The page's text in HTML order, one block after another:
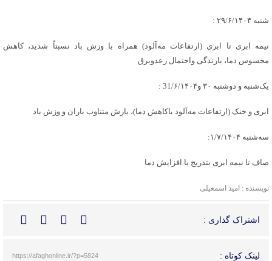
شنبه ۲۹/۶/۱۴۰۴ :
نیمه ابری تا ابری (ارتفاعات مه‌آلود) همراه با وزش باد نسبتاً شدید، کاهش
محسوس دما، بارندگی واحتمال رعدوبرق
یک‌شنبه و دوشنبه ۳۰ و31/۶/۱۴۰۴ :
ابری و خنک (ارتفاعات مه‌آلود باکاهش دما)، بارش متناوب باران و وزش باد
سه‌شنبه ۱/۷/۱۴۰۴:
صاف تا نیمه ابری بتدریج با افزایش دما
نویسنده : امید اسمعیلی
اشتراک گذاری :
لینک کوتاه : https://afaghonline.ir/?p=5824